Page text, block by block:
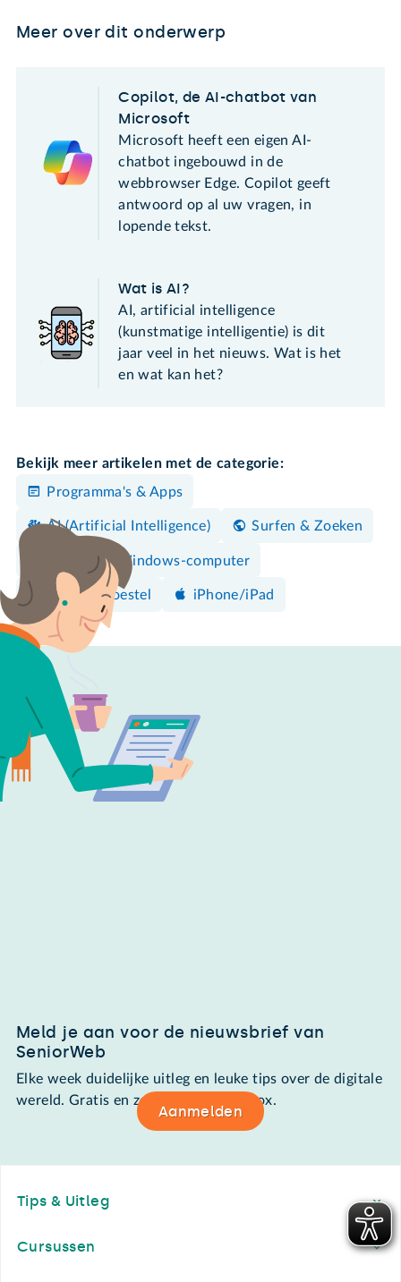
Meer over dit onderwerp
Copilot, de AI-chatbot van
Microsoft
Microsoft heeft een eigen AI-
chatbot ingebouwd in de
webbrowser Edge. Copilot geeft
antwoord op al uw vragen, in
lopende tekst.
Wat is AI?
AI, artificial intelligence
(kunstmatige intelligentie) is dit
jaar veel in het nieuws. Wat is het
en wat kan het?
Bekijk meer artikelen met de categorie:
Programma's & Apps
AI (Artificial Intelligence) Surfen & Zoeken
Windows-computer
Android-toestel iPhone/iPad
Meld je aan voor de nieuwsbrief van
SeniorWeb
Elke week duidelijke uitleg en leuke tips over de digitale
wereld. Gratis en zomaar in de mailbox.
Aanmelden
Tips & Uitleg
Cursussen